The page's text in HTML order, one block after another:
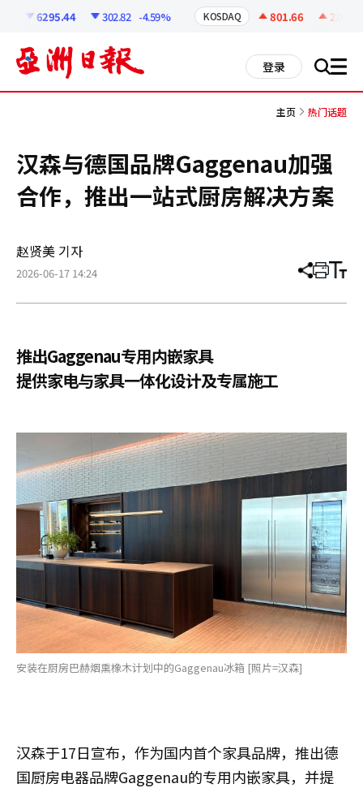
6295.44 302.82 -4.59% KOSDAQ 801.66 2.07
登录 搜 all
主页 热门话题
汉森与德国品牌Gaggenau加强
合作，推出一站式厨房解决方案
赵贤美 기자
2026-06-17 14:24 分
章
打 调
小
推出Gaggenau专用内嵌家具
提供家电与家具一体化设计及专属施工
安装在厨房巴赫烟熏橡木计划中的Gaggenau冰箱 [照片=汉森]
汉森于17日宣布，作为国内首个家具品牌，推出德
国厨房电器品牌Gaggenau的专用内嵌家具，并提